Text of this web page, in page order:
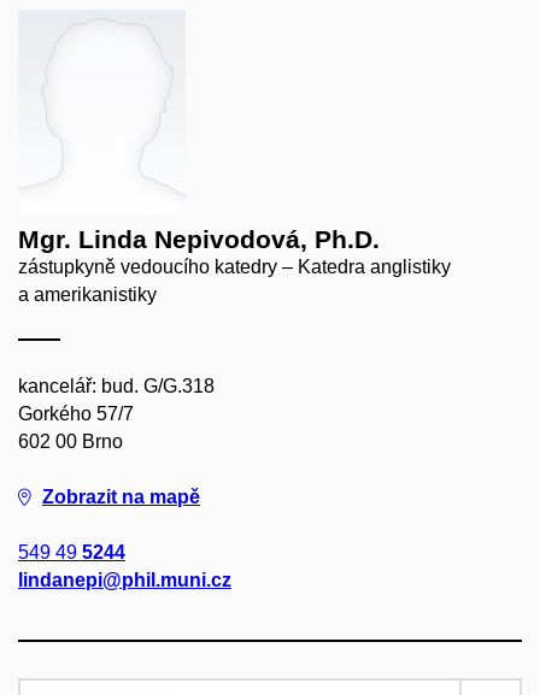
Mgr. Linda Nepivodová, Ph.D.
zástupkyně vedoucího katedry – Katedra anglistiky
a amerikanistiky
kancelář: bud. G/G.318
Gorkého 57/7
602 00 Brno
Zobrazit na mapě
549 49 5244
lindanepi@phil.muni.cz